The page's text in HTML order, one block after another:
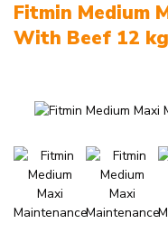
Fitmin Medium
With Beef 12 kg